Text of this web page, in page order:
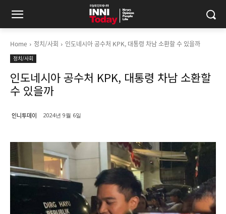
Home 정치/사회 인도네시아 공수처 KPK, 대통령 차남 소환할 수 있을까
정치/사회
인도네시아 공수처 KPK, 대통령 차남 소환할
수 있을까
인니투데이 2024년 9월 6일